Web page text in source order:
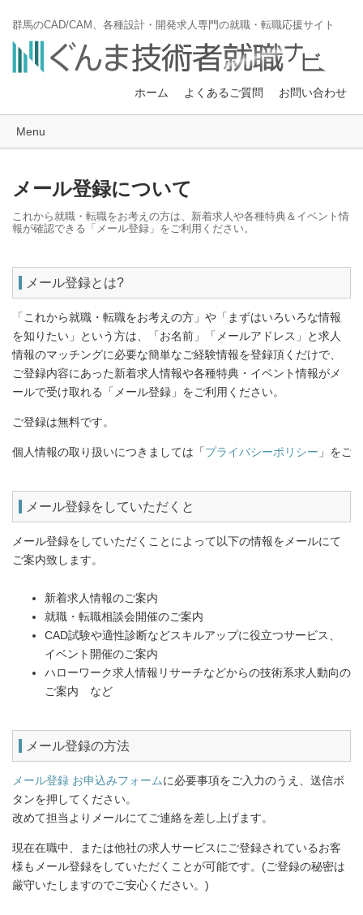
群馬のCAD/CAM、各種設計・開発求人専門の就職・転職応援サイト
ホーム よくあるご質問 お問い合わせ
Menu
メール登録について
これから就職・転職をお考えの方は、新着求人や各種特典＆イベント情
報が確認できる「メール登録」をご利用ください。
メール登録とは?
「これから就職・転職をお考えの方」や「まずはいろいろな情報
を知りたい」という方は、「お名前」「メールアドレス」と求人
情報のマッチングに必要な簡単なご経験情報を登録頂くだけで、
ご登録内容にあった新着求人情報や各種特典・イベント情報がメ
ールで受け取れる「メール登録」をご利用ください。
ご登録は無料です。
個人情報の取り扱いにつきましては「プライバシーポリシー 」をご
メール登録をしていただくと
メール登録をしていただくことによって以下の情報をメールにて
ご案内致します。
新着求人情報のご案内
就職・転職相談会開催のご案内
CAD試験や適性診断などスキルアップに役立つサービス、
イベント開催のご案内
ハローワーク求人情報リサーチなどからの技術系求人動向の
ご案内 など
メール登録の方法
メール登録 お申込みフォームに必要事項をご入力のうえ、送信ボ
タンを押してください。
改めて担当よりメールにてご連絡を差し上げます。
現在在職中、または他社の求人サービスにご登録されているお客
様もメール登録をしていただくことが可能です。(ご登録の秘密は
厳守いたしますのでご安心ください。)